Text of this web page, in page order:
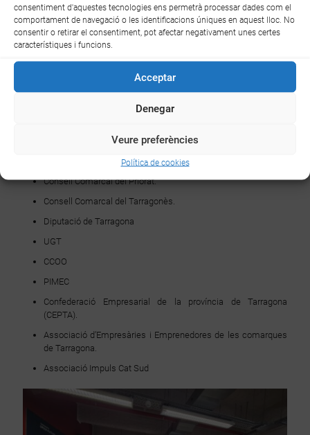
consentiment d'aquestes tecnologies ens permetrà processar dades com el
comportament de navegació o les identificacions úniques en aquest lloc. No
consentir o retirar el consentiment, pot afectar negativament unes certes
característiques i funcions.
Acceptar
Denegar
Veure preferències
Política de cookies
Ajuntament de Valls.
Ajuntament de Vandellòs i l’Hospitalet de l’Infant
Mancomunitat d’Iniciatives pel Desenvolupament Integral del
Consell Comarcal del Baix Camp.
Consell Comarcal de la Conca de Barberà
Consell Comarcal del Priorat.
Consell Comarcal del Tarragonès.
Diputació de Tarragona
UGT
CCOO
PIMEC
Confederació Empresarial de la província de Tarragona
(CEPTA).
Associació d’Empresàries i Emprenedores de les comarques
de Tarragona.
Associació Impuls Cat Sud